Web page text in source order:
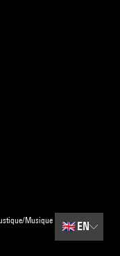
Musique
🇬🇧 EN